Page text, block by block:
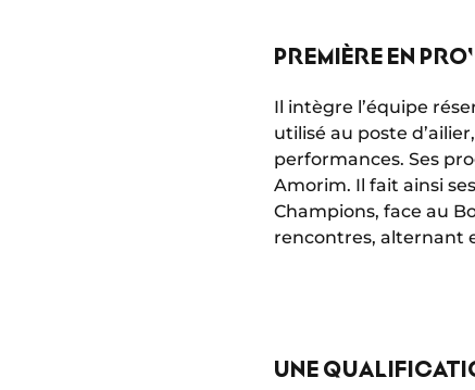
PREMIÈRE EN
Il intègre l’équipe
utilisé au poste
performances. Ses
Amorim. Il fait ainsi
Champions, face au
rencontres, alternant
UNE